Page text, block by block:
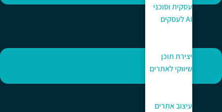
עסקית וסוכני
AI לעסקים
יצירת תוכן
שיווקי לאתרים
עיצוב אתרים